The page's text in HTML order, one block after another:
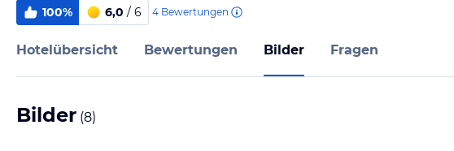
100% 6,0 / 6 4 Bewertungen
Hotelübersicht Bewertungen Bilder Fragen
Bilder (8)